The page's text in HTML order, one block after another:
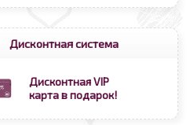
Дисконтная система
Дисконтная VIP
карта в подарок!